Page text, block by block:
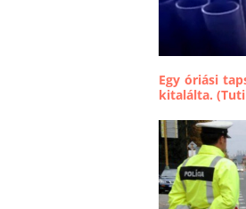
Egy óriási
kitalálta.